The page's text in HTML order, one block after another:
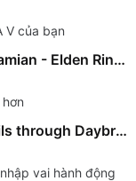
V của bạn
DLC Ready Save File byDelamian - Elden Ring mod
The Legend of Heroes: Trails through Daybreak - Accessories Set
vai hành động